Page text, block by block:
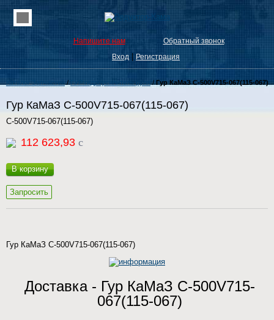
Напишите нам
Обратный звонок
Вход
Регистрация
Каталог Запчастей/ГУР гидроусилитель руля/Гур КаМаЗ C-500V715-067(115-067)
Гур КаМаЗ C-500V715-067(115-067)
C-500V715-067(115-067)
112 623,93 c
В корзину
Запросить
Гур КаМаЗ C-500V715-067(115-067)
Доставка - Гур КаМаЗ C-500V715-
067(115-067)